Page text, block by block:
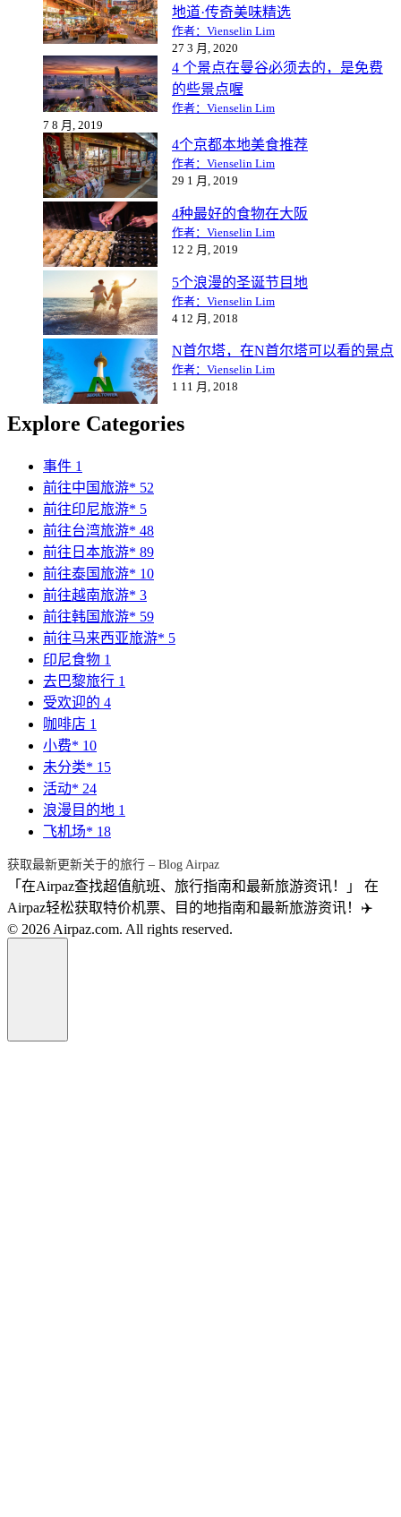
地道·传奇美味精选
作者：Vienselin Lim
27 3 月, 2020
4 个景点在曼谷必须去的，是免费
的些景点喔
作者：Vienselin Lim
7 8 月, 2019
4个京都本地美食推荐
作者：Vienselin Lim
29 1 月, 2019
4种最好的食物在大阪
作者：Vienselin Lim
12 2 月, 2019
5个浪漫的圣诞节目地
作者：Vienselin Lim
4 12 月, 2018
N首尔塔，在N首尔塔可以看的景点
作者：Vienselin Lim
1 11 月, 2018
Explore Categories
事件 1
前往中国旅游* 52
前往印尼旅游* 5
前往台湾旅游* 48
前往日本旅游* 89
前往泰国旅游* 10
前往越南旅游* 3
前往韩国旅游* 59
前往马来西亚旅游* 5
印尼食物 1
去巴黎旅行 1
受欢迎的 4
咖啡店 1
小费* 10
未分类* 15
活动* 24
浪漫目的地 1
飞机场* 18
获取最新更新关于的旅行 – Blog Airpaz
「在Airpaz查找超值航班、旅行指南和最新旅游资讯！」 在
Airpaz轻松获取特价机票、目的地指南和最新旅游资讯！✈️
© 2026 Airpaz.com. All rights reserved.